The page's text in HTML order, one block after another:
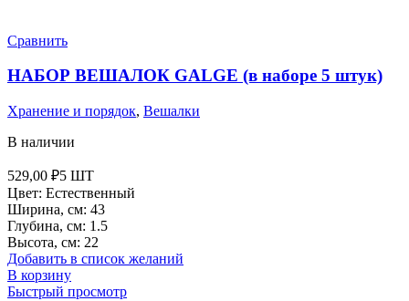
Сравнить
НАБОР ВЕШАЛОК GALGE (в наборе 5 штук)
Хранение и порядок, Вешалки
В наличии
529,00 ₽5 ШТ
Цвет: Естественный
Ширина, см: 43
Глубина, см: 1.5
Высота, см: 22
Добавить в список желаний
В корзину
Быстрый просмотр